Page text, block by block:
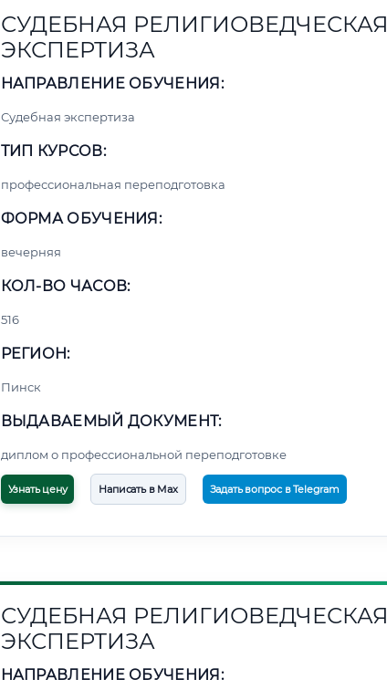
СУДЕБНАЯ РЕЛИГИОВЕДЧЕСКАЯ
ЭКСПЕРТИЗА
НАПРАВЛЕНИЕ ОБУЧЕНИЯ:
Судебная экспертиза
ТИП КУРСОВ:
профессиональная переподготовка
ФОРМА ОБУЧЕНИЯ:
вечерняя
КОЛ-ВО ЧАСОВ:
516
РЕГИОН:
Пинск
ВЫДАВАЕМЫЙ ДОКУМЕНТ:
диплом о профессиональной переподготовке
Узнать цену Написать в Max Задать вопрос в Telegram
СУДЕБНАЯ РЕЛИГИОВЕДЧЕСКАЯ
ЭКСПЕРТИЗА
НАПРАВЛЕНИЕ ОБУЧЕНИЯ: